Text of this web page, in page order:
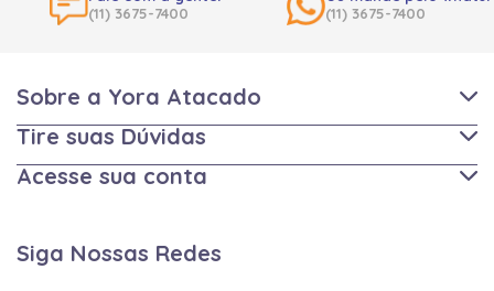
(11) 3675-7400
(11) 3675-7400
Sobre a Yora Atacado
Tire suas Dúvidas
Acesse sua conta
Siga Nossas Redes